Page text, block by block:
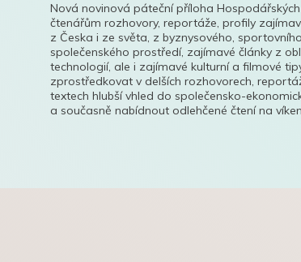
Nová novinová páteční příloha
čtenářům rozhovory, reportáže, profily
z Česka i ze světa, z byznysového,
společenského prostředí, zajímavé články z
technologií, ale i zajímavé kulturní a filmové
zprostředkovat v delších rozhovorech,
textech hlubší vhled do společensko-
a současně nabídnout odlehčené čtení na